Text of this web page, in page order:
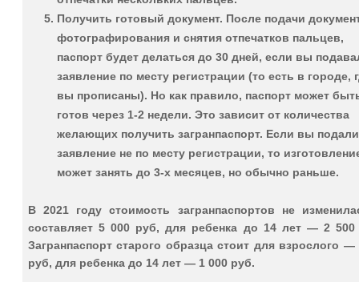
Получить готовый документ. После подачи
фотографирования и снятия отпечатков пальцев,
паспорт будет делаться до 30 дней, если вы
заявление по месту регистрации (то есть в городе,
вы прописаны). Но как правило, паспорт может
готов через 1-2 недели. Это зависит от количества
желающих получить загранпаспорт. Если вы подали
заявление не по месту регистрации, то
может занять до 3-х месяцев, но обычно раньше.
В 2021 годустоимость загранпаспортов не
составляет 5 000 руб, для ребенка до 14 лет — 2 500
Загранпаспорт старого образца стоит для взрослого —
руб, для ребенка до 14 лет — 1 000 руб.